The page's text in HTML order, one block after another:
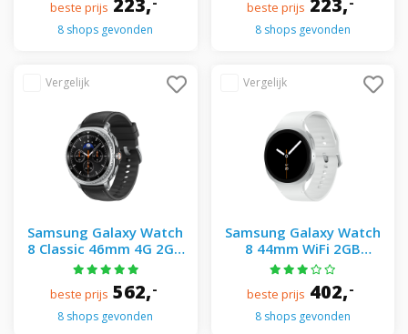
beste prijs
8 shops gevonden
beste prijs
8 shops gevonden
Samsung Galaxy Watch
8 Classic 46mm 4G 2GB
Black + hybrid band
black - Zwart
beste prijs 562,-
8 shops gevonden
Samsung Galaxy Watch
8 44mm WiFi 2GB
White+ sport band white
S-M - Silver
beste prijs 402,-
8 shops gevonden